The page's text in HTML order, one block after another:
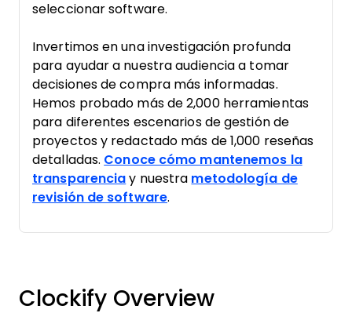
seleccionar software.
Invertimos en una investigación profunda
para ayudar a nuestra audiencia a tomar
decisiones de compra más informadas.
Hemos probado más de 2,000 herramientas
para diferentes escenarios de gestión de
proyectos y redactado más de 1,000 reseñas
detalladas. Conoce cómo mantenemos la
transparencia y nuestra metodología de
revisión de software.
Clockify Overview